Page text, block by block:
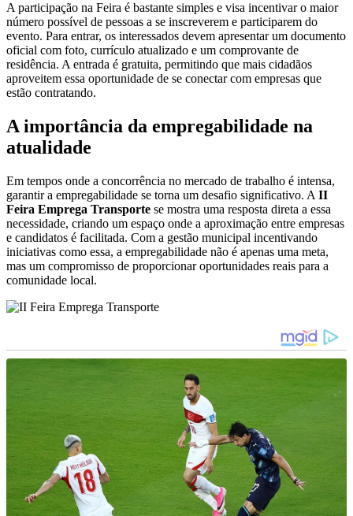
A participação na Feira é bastante simples e visa incentivar o maior
número possível de pessoas a se inscreverem e participarem do
evento. Para entrar, os interessados devem apresentar um documento
oficial com foto, currículo atualizado e um comprovante de
residência. A entrada é gratuita, permitindo que mais cidadãos
aproveitem essa oportunidade de se conectar com empresas que
estão contratando.
A importância da empregabilidade na
atualidade
Em tempos onde a concorrência no mercado de trabalho é intensa,
garantir a empregabilidade se torna um desafio significativo. A II
Feira Emprega Transporte se mostra uma resposta direta a essa
necessidade, criando um espaço onde a aproximação entre empresas
e candidatos é facilitada. Com a gestão municipal incentivando
iniciativas como essa, a empregabilidade não é apenas uma meta,
mas um compromisso de proporcionar oportunidades reais para a
comunidade local.